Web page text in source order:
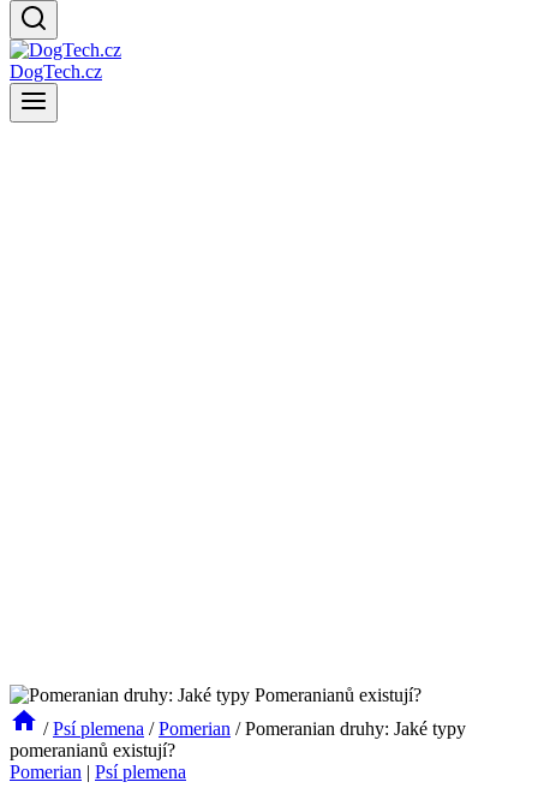
DogTech.cz
/ Psí plemena / Pomerian / Pomeranian druhy: Jaké typy
pomeranianů existují?
Pomerian | Psí plemena